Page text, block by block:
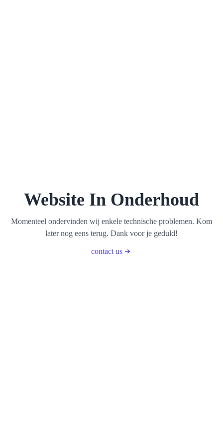
Website In Onderhoud
Momenteel ondervinden wij enkele technische problemen. Kom
later nog eens terug. Dank voor je geduld!
contact us